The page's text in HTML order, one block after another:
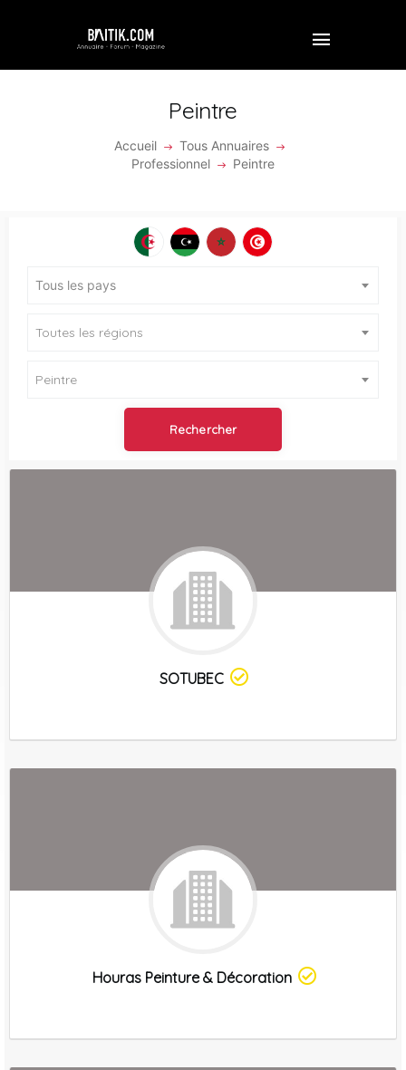
Peintre
Accueil
Tous Annuaires
Professionnel
Peintre
ACCUEIL
ENTREPRISE
VIDÉOS
Tous les pays
Toutes les régions
Peintre
SOTUBEC
Houras Peinture & Décoration